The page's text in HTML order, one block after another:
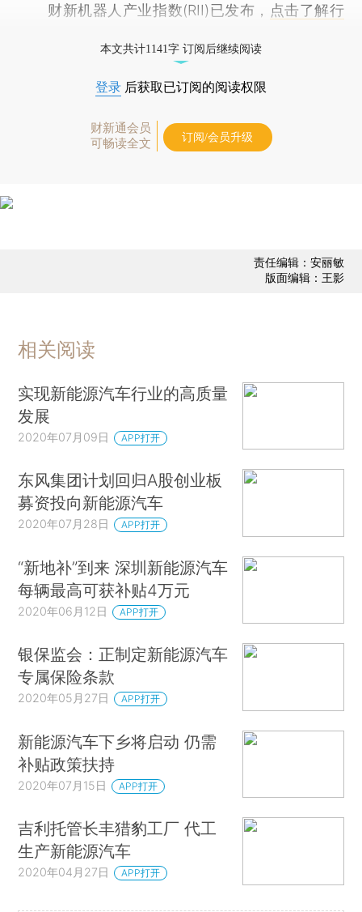
财新机器人产业指数(RII)已发布， 点击了解行
本文共计1141字 订阅后继续阅读
登录 后获取已订阅的阅读权限
财新通会员
可畅读全文
订阅/会员升级
责任编辑：安丽敏
版面编辑：王影
相关阅读
实现新能源汽车行业的高质量
发展
2020年07月09日 APP打开
东风集团计划回归A股创业板
募资投向新能源汽车
2020年07月28日 APP打开
“新地补”到来 深圳新能源汽车
每辆最高可获补贴4万元
2020年06月12日 APP打开
银保监会：正制定新能源汽车
专属保险条款
2020年05月27日 APP打开
新能源汽车下乡将启动 仍需
补贴政策扶持
2020年07月15日 APP打开
吉利托管长丰猎豹工厂 代工
生产新能源汽车
2020年04月27日 APP打开